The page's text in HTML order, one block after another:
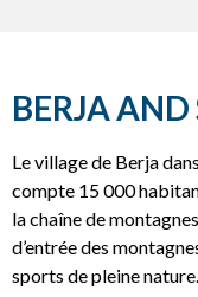
BERJA
Le village de Berja
compte 15 000
la chaîne de
d’entrée des
sports de pleine